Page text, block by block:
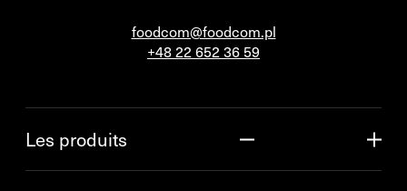
foodcom@foodcom.pl
+48 22 652 36 59
Les produits